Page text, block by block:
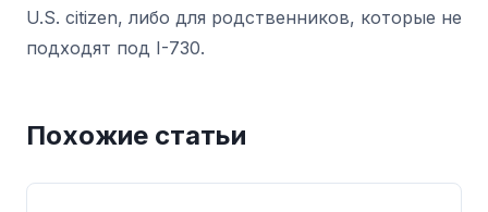
U.S. citizen, либо для родственников, которые не
подходят под I-730.
Похожие статьи